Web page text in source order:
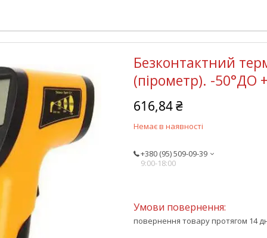
Безконтактний
(пірометр). -50°ДО
616,84 ₴
Немає в наявності
+380 (95) 509-09-39
9:00-18:00
повернення товару протягом 14